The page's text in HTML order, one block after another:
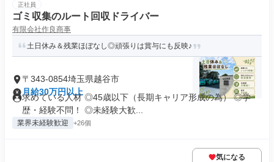
正社員
ゴミ収集のルート回収ドライバー
有限会社作良商事
土日休み＆残業ほぼなし◎頑張りは賞与にも反映♪
〒343-0854埼玉県越谷市
月給30万円以上
求めている人材 ◎45歳以下（長期キャリア形成の為） ◎学
歴・経験不問！ ◎未経験大歓...
業界未経験歓迎 +26個
気になる